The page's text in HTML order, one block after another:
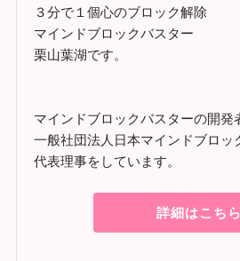
３分で１個心のブロック解除
マインドブロックバスター
栗山葉湖です。
マインドブロックバスターの開発
一般社団法人日本マインドブロッ
代表理事をしています。
詳細はこちら